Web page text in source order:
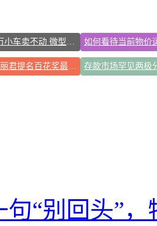
5万小车卖不动 微型代步车集体遇冷
陈丽君提名百花奖最佳新人奖 存款市场罕见两极
句“别回头”